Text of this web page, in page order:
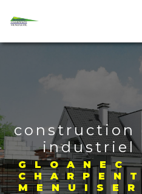
construction
industriel
GLOANEC